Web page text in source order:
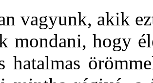
vagyunk, akik
mondani, hogy
hatalmas